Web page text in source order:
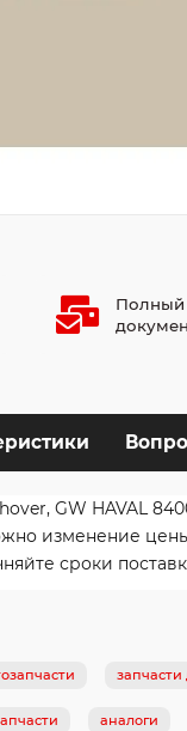
Полный
GW HAVAL
изменение цены.
сроки
аналоги